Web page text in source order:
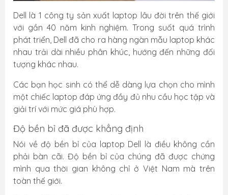
Dell là 1 công ty sản xuất laptop lâu đời trên thế giới
với gần 40 năm kinh nghiệm. Trong suốt quá trình
phát triển, Dell đã cho ra hàng ngàn mẫu laptop khác
nhau trải dài nhiều phân khúc, hướng đến những đối
tượng khác nhau.
Các bạn học sinh có thể dễ dàng lựa chọn cho mình
một chiếc laptop đáp ứng đầy đủ nhu cầu học tập và
giải trí với mức giá phù hợp.
Độ bền bỉ đã được khẳng định
Nói về độ bền bỉ của laptop Dell là điều không cần
phải bàn cãi. Độ bền bỉ của chúng đã được chứng
mình qua thời gian không chỉ ở Việt Nam mà trên
toàn thế giới.